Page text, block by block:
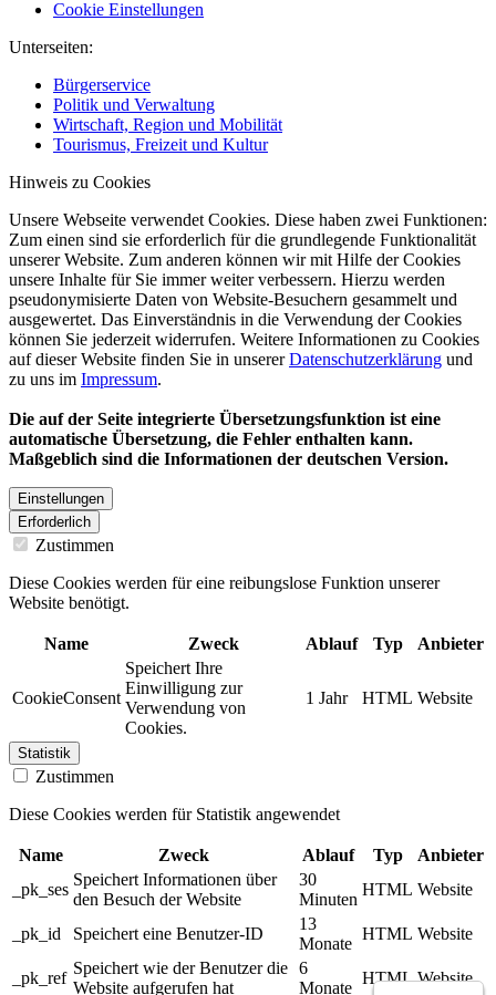
Cookie Einstellungen
Unterseiten:
Bürgerservice
Politik und Verwaltung
Wirtschaft, Region und Mobilität
Tourismus, Freizeit und Kultur
Hinweis zu Cookies
Unsere Webseite verwendet Cookies. Diese haben zwei Funktionen:
Zum einen sind sie erforderlich für die grundlegende Funktionalität
unserer Website. Zum anderen können wir mit Hilfe der Cookies
unsere Inhalte für Sie immer weiter verbessern. Hierzu werden
pseudonymisierte Daten von Website-Besuchern gesammelt und
ausgewertet. Das Einverständnis in die Verwendung der Cookies
können Sie jederzeit widerrufen. Weitere Informationen zu Cookies
auf dieser Website finden Sie in unsererDatenschutzerklärung und
zu uns im Impressum.
Die auf der Seite integrierte Übersetzungsfunktion ist eine
automatische Übersetzung, die Fehler enthalten kann.
Maßgeblich sind die Informationen der deutschen Version.
Einstellungen
Erforderlich
Zustimmen
Diese Cookies werden für eine reibungslose Funktion unserer
Website benötigt.
Name Zweck Ablauf Typ Anbieter
CookieConsent
Speichert Ihre
Einwilligung zur
Verwendung von
Cookies.
1 Jahr HTML Website
Statistik
Zustimmen
Diese Cookies werden für Statistik angewendet
Name Zweck Ablauf Typ
Anbieter
_pk_ses
Speichert Informationen über
den Besuch der Website
30
Minuten
HTML Website
_pk_id Speichert eine Benutzer-ID
13
Monate
HTML Website
_pk_ref
Speichert wie der Benutzer die
Website aufgerufen hat
6
Monate
HTML Website